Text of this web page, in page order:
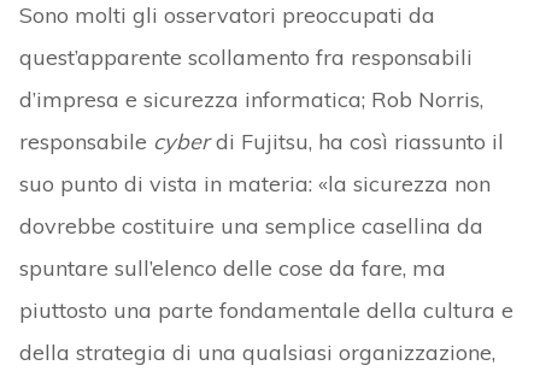
Sono molti gli osservatori preoccupati da
quest’apparente scollamento fra responsabili
d’impresa e sicurezza informatica; Rob Norris,
responsabile cyberdi Fujitsu, ha così riassunto il
suo punto di vista in materia: «la sicurezza non
dovrebbe costituire una semplice casellina da
spuntare sull’elenco delle cose da fare, ma
piuttosto una parte fondamentale della cultura e
della strategia di una qualsiasi organizzazione,